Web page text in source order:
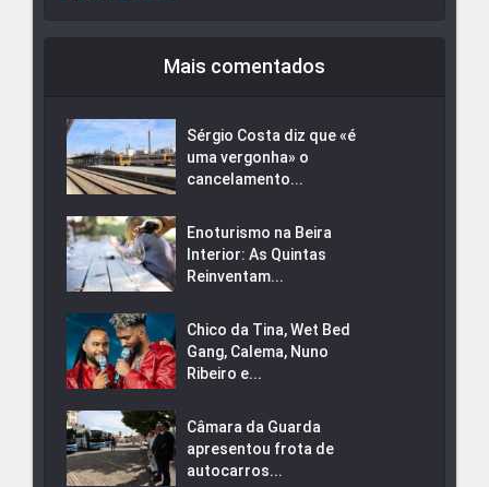
Mais comentados
Sérgio Costa diz que «é
uma vergonha» o
cancelamento...
Enoturismo na Beira
Interior: As Quintas
Reinventam...
Chico da Tina, Wet Bed
Gang, Calema, Nuno
Ribeiro e...
Câmara da Guarda
apresentou frota de
autocarros...